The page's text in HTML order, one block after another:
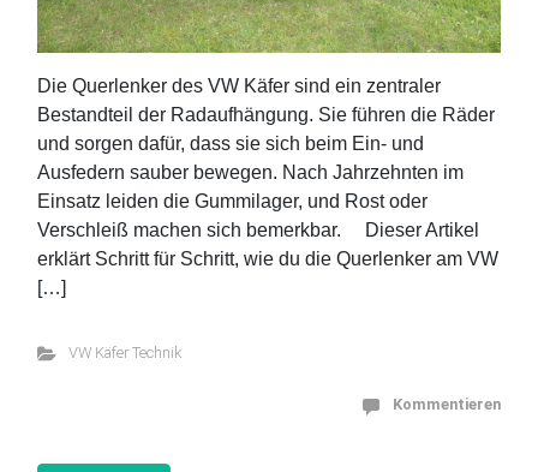
Die Querlenker des VW Käfer sind ein zentraler
Bestandteil der Radaufhängung. Sie führen die Räder
und sorgen dafür, dass sie sich beim Ein- und
Ausfedern sauber bewegen. Nach Jahrzehnten im
Einsatz leiden die Gummilager, und Rost oder
Verschleiß machen sich bemerkbar. Dieser Artikel
erklärt Schritt für Schritt, wie du die Querlenker am VW
[…]
VW Käfer Technik
Kommentieren